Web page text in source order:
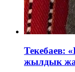
Текебаев:
жылдык